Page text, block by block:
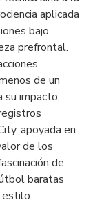
aplicada
bajo
prefrontal.
de un
su impacto,
apoyada en
de los
de
baratas